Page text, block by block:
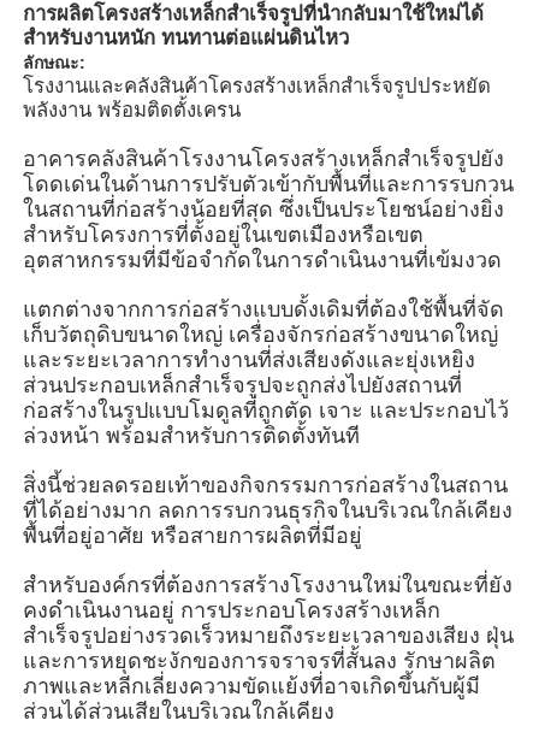
บ้าน
ผลิตภัณฑ์
วิดีโอ
เกี่ยวกับเรา
ทัวร์โรงงาน
ควบคุมคุณภาพ
ติดต่อเรา
ข่าว
ทุกกรณี
ขออ้าง
การผลิตโครงสร้างเหล็กสำเร็จรูปที่นำกลับมาใช้ใหม่ได้
สำหรับงานหนัก ทนทานต่อแผ่นดินไหว
ลักษณะ:
โรงงานและคลังสินค้าโครงสร้างเหล็กสำเร็จรูปประหยัด
พลังงาน พร้อมติดตั้งเครน
อาคารคลังสินค้าโรงงานโครงสร้างเหล็กสำเร็จรูปยัง
โดดเด่นในด้านการปรับตัวเข้ากับพื้นที่และการรบกวน
ในสถานที่ก่อสร้างน้อยที่สุด ซึ่งเป็นประโยชน์อย่างยิ่ง
สำหรับโครงการที่ตั้งอยู่ในเขตเมืองหรือเขต
อุตสาหกรรมที่มีข้อจำกัดในการดำเนินงานที่เข้มงวด
แตกต่างจากการก่อสร้างแบบดั้งเดิมที่ต้องใช้พื้นที่จัด
เก็บวัตถุดิบขนาดใหญ่ เครื่องจักรก่อสร้างขนาดใหญ่
และระยะเวลาการทำงานที่ส่งเสียงดังและยุ่งเหยิง
ส่วนประกอบเหล็กสำเร็จรูปจะถูกส่งไปยังสถานที่
ก่อสร้างในรูปแบบโมดูลที่ถูกตัด เจาะ และประกอบไว้
ล่วงหน้า พร้อมสำหรับการติดตั้งทันที
สิ่งนี้ช่วยลดรอยเท้าของกิจกรรมการก่อสร้างในสถาน
ที่ได้อย่างมาก ลดการรบกวนธุรกิจในบริเวณใกล้เคียง
พื้นที่อยู่อาศัย หรือสายการผลิตที่มีอยู่
สำหรับองค์กรที่ต้องการสร้างโรงงานใหม่ในขณะที่ยัง
คงดำเนินงานอยู่ การประกอบโครงสร้างเหล็ก
สำเร็จรูปอย่างรวดเร็วหมายถึงระยะเวลาของเสียง ฝุ่น
และการหยุดชะงักของการจราจรที่สั้นลง รักษาผลิต
ภาพและหลีกเลี่ยงความขัดแย้งที่อาจเกิดขึ้นกับผู้มี
ส่วนได้ส่วนเสียในบริเวณใกล้เคียง